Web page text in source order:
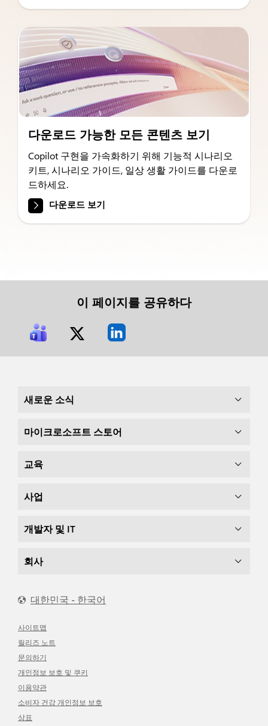
다운로드 가능한 모든 콘텐츠 보기
Copilot 구현을 가속화하기 위해 기능적 시나리오
키트, 시나리오 가이드, 일상 생활 가이드를 다운로
드하세요.
다운로드 보기
이 페이지를 공유하다
새로운 소식
마이크로소프트 스토어
교육
사업
개발자 및 IT
회사
대한민국 - 한국어
사이트맵
릴리즈 노트
문의하기
개인정보 보호 및 쿠키
이용약관
소비자 건강 개인정보 보호
상표